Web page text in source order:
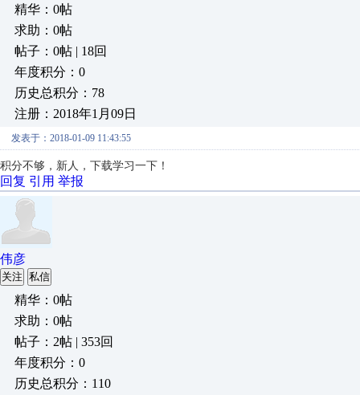
精华：0帖
求助：0帖
帖子：0帖 | 18回
年度积分：0
历史总积分：78
注册：2018年1月09日
发表于：2018-01-09 11:43:55
积分不够， 新人，下载学习一下！
回复 引用 举报
伟彦
关注 私信
精华：0帖
求助：0帖
帖子：2帖 | 353回
年度积分：0
历史总积分：110